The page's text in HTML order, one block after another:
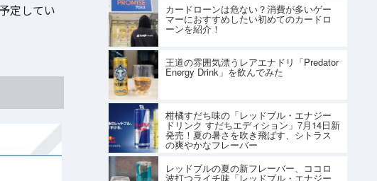
定してい
カードローンは危ない？消費が多いゲー
マーにおすすめしたい初めてのカードロ
ーンを紹介！
王道の雰囲気漂うレアエナドリ「Predator
Energy Drink」を飲んでみた
柑橘すだち味の「レッドブル・エナジー
ドリンク すだちエディション」7月14日新
発売！夏の暑さを吹き飛ばす、シトラス
の爽やかなフレーバー
レッドブルの夏の新フレーバー、ココロ
波打つライチ味「レッドブル・エナジー